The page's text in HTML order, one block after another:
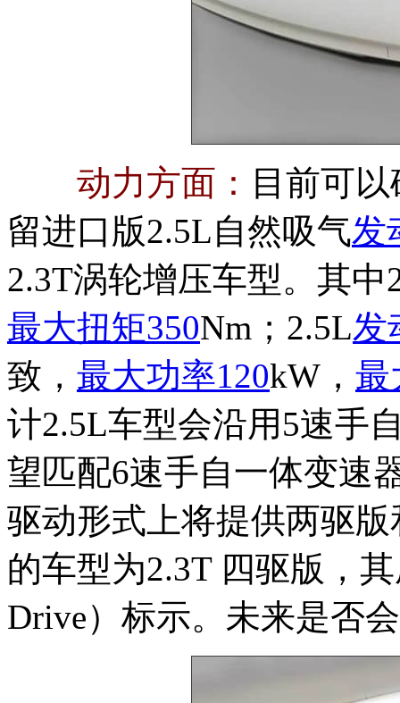
动力方面： 目前可
留进口版2.5L自然吸气发
2.3T涡轮增压车型。其中
最大扭矩350Nm；2.5L发
致， 最大功率120kW， 最
计2.5L车型会沿用5速手
望匹配6速手自一体变速
驱动形式上将提供两驱
的车型为2.3T 四驱版，
Drive）标示。未来是否